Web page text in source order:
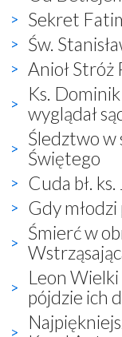
Sekret
Św.
Anioł Stróż
Ks.
wyglądał
Śledztwo w
Świętego
Cuda bł.
Gdy
Śmierć w
Leon
pójdzie ich